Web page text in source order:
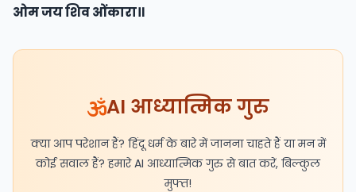
ओम जय शिव ओंकारा॥
AI आध्यात्मिक गुरु
क्या आप परेशान हैं? हिंदू धर्म के बारे में जानना चाहते हैं या मन में
कोई सवाल हैं? हमारे AI आध्यात्मिक गुरु से बात करें, बिल्कुल
मुफ्त!